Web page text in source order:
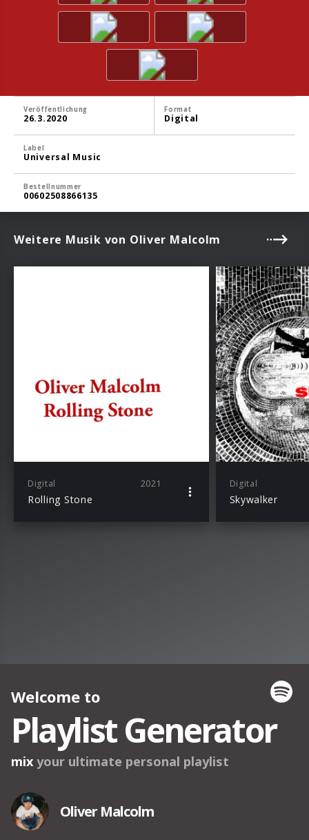
Veröffentlichung
26.3.2020
Format
Digital
Label
Universal Music
Bestellnummer
00602508866135
Weitere Musik von Oliver Malcolm
Digital 2021
Rolling Stone
Digital
Skywalker